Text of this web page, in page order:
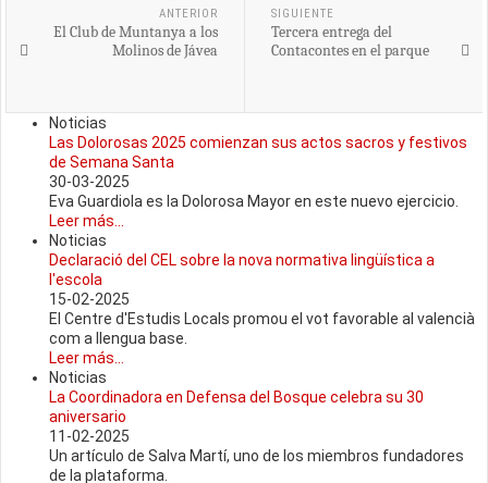
ANTERIOR
El Club de Muntanya a los
Molinos de Jávea
SIGUIENTE
Tercera entrega del
Contacontes en el parque
Noticias
Las Dolorosas 2025 comienzan sus actos sacros y festivos
de Semana Santa
30-03-2025
Eva Guardiola es la Dolorosa Mayor en este nuevo ejercicio.
Leer más...
Noticias
Declaració del CEL sobre la nova normativa lingüística a
l'escola
15-02-2025
El Centre d'Estudis Locals promou el vot favorable al valencià
com a llengua base.
Leer más...
Noticias
La Coordinadora en Defensa del Bosque celebra su 30
aniversario
11-02-2025
Un artículo de Salva Martí, uno de los miembros fundadores
de la plataforma.